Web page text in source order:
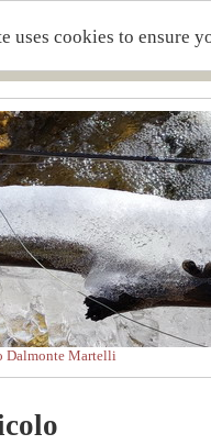
uses cookies to ensure
Dalmonte Martelli